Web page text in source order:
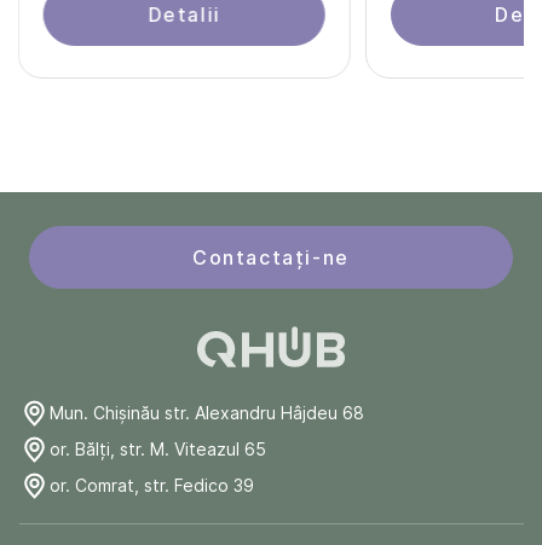
Detalii
Contactați-ne
Mun. Chişinău str. Alexandru Hâjdeu 68
or. Bălți, str. M. Viteazul 65
or. Comrat, str. Fedico 39